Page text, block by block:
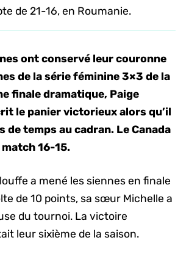
de 21-16, en Roumanie.
ont conservé leur couronne
de la série féminine 3×3 de la
finale dramatique, Paige
le panier victorieux alors qu’il
de temps au cadran. Le Canada
16-15.
a mené les siennes en finale
de 10 points, sa sœur Michelle a
du tournoi. La victoire
leur sixième de la saison.